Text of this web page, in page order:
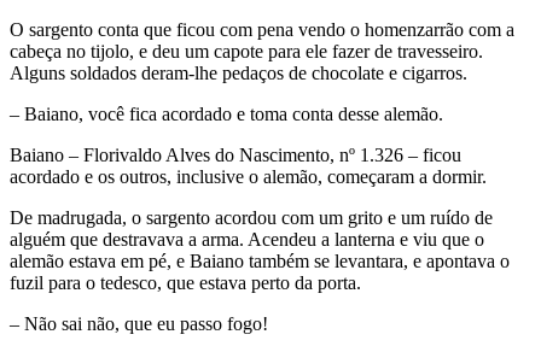
O sargento conta que ficou com pena vendo o homenzarrão com a
cabeça no tijolo, e deu um capote para ele fazer de travesseiro.
Alguns soldados deram-lhe pedaços de chocolate e cigarros.
– Baiano, você fica acordado e toma conta desse alemão.
Baiano – Florivaldo Alves do Nascimento, nº 1.326 – ficou
acordado e os outros, inclusive o alemão, começaram a dormir.
De madrugada, o sargento acordou com um grito e um ruído de
alguém que destravava a arma. Acendeu a lanterna e viu que o
alemão estava em pé, e Baiano também se levantara, e apontava o
fuzil para o tedesco, que estava perto da porta.
– Não sai não, que eu passo fogo!